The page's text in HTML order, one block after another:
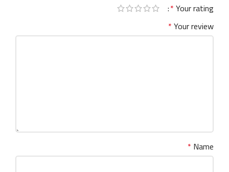
Your rating
*
Your review
*
Name
*